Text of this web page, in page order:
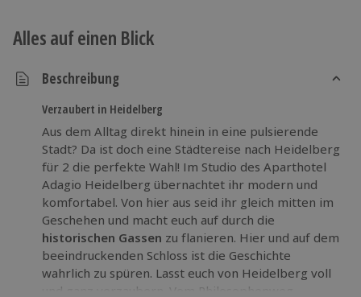
Alles auf einen Blick
Beschreibung
Verzaubert in Heidelberg
Aus dem Alltag direkt hinein in eine pulsierende
Stadt? Da ist doch eine Städtereise nach Heidelberg
für 2 die perfekte Wahl! Im Studio des Aparthotel
Adagio Heidelberg übernachtet ihr modern und
komfortabel. Von hier aus seid ihr gleich mitten im
Geschehen und macht euch auf durch die
historischen Gassen zu flanieren. Hier und auf dem
beeindruckenden Schloss ist die Geschichte
wahrlich zu spüren. Lasst euch von Heidelberg voll
und ganz verzaubern. Vom Philosophenweg